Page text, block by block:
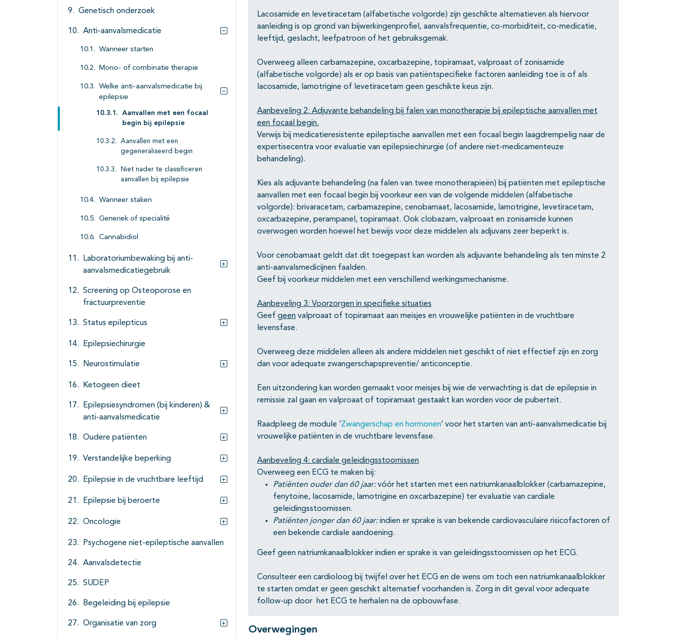
Genetisch onderzoek
Anti-aanvalsmedicatie
Subpagina's open- en dichtklappen
Wanneer starten
Mono- of combinatie therapie
Welke anti-aanvalsmedicatie bij
epilepsie
Aanvallen met een focaal
begin bij epilepsie
Aanvallen met een
gegeneraliseerd begin
Niet nader te classificeren
aanvallen bij epilepsie
Wanneer staken
Generiek of specialité
Cannabidiol
Laboratoriumbewaking bij anti-
aanvalsmedicatiegebruik
Subpagina's open- en dichtklappen
Screening op Osteoporose en
fractuurpreventie
Status epilepticus
Epilepsiechirurgie
Neurostimulatie
Ketogeen dieet
Epilepsiesyndromen (bij kinderen) &
anti-aanvalsmedicatie
Subpagina's open- en dichtklappen
Oudere patiënten
Verstandelijke beperking
Subpagina's open- en dichtklappen
Epilepsie in de vruchtbare leeftijd
Subpagina's open- en dichtklappen
Epilepsie bij beroerte
Subpagina's open- en dichtklappen
Oncologie
Subpagina's open- en dichtklappen
Psychogene niet-epileptische aanvallen
Aanvalsdetectie
SUDEP
Begeleiding bij epilepsie
Organisatie van zorg
Subpagina's open- en dichtklappen
Lacosamide en levetiracetam (alfabetische volgorde) zijn geschikte alternatieven als hiervoor
aanleiding is op grond van bijwerkingenprofiel, aanvalsfrequentie, co-morbiditeit, co-medicatie,
leeftijd, geslacht, leefpatroon of het gebruiksgemak.
Overweeg alleen carbamazepine, oxcarbazepine, topiramaat, valproaat of zonisamide
(alfabetische volgorde) als er op basis van patiëntspecifieke factoren aanleiding toe is of als
lacosamide, lamotrigine of levetiracetam geen geschikte keus zijn.
Aanbeveling 2: Adjuvante behandeling bij falen van monotherapie bij epileptische aanvallen met
een focaal begin.
Verwijs bij medicatieresistente epileptische aanvallen met een focaal begin laagdrempelig naar de
expertisecentra voor evaluatie van epilepsiechirurgie (of andere niet-medicamenteuze
behandeling).
Kies als adjuvante behandeling (na falen van twee monotherapieën) bij patiënten met epileptische
aanvallen met een focaal begin bij voorkeur een van de volgende middelen (alfabetische
volgorde): brivaracetam, carbamazepine, cenobamaat, lacosamide, lamotrigine, levetiracetam,
oxcarbazepine, perampanel, topiramaat. Ook clobazam, valproaat en zonisamide kunnen
overwogen worden hoewel het bewijs voor deze middelen als adjuvans zeer beperkt is.
Voor cenobamaat geldt dat dit toegepast kan worden als adjuvante behandeling als ten minste 2
anti-aanvalsmedicijnen faalden.
Geef bij voorkeur middelen met een verschillend werkingsmechanisme.
Aanbeveling 3: Voorzorgen in specifieke situaties
Geef geen valproaat of topiramaat aan meisjes en vrouwelijke patiënten in de vruchtbare
levensfase.
Overweeg deze middelen alleen als andere middelen niet geschikt of niet effectief zijn en zorg
dan voor adequate zwangerschapspreventie/ anticonceptie.
Een uitzondering kan worden gemaakt voor meisjes bij wie de verwachting is dat de epilepsie in
remissie zal gaan en valproaat of topiramaat gestaakt kan worden voor de puberteit.
Raadpleeg de module ‘Zwangerschap en hormonen’ voor het starten van anti-aanvalsmedicatie bij
vrouwelijke patiënten in de vruchtbare levensfase.
Aanbeveling 4: cardiale geleidingsstoornissen
Overweeg een ECG te maken bij:
Patiënten ouder dan 60 jaar:vóór het starten met een natriumkanaalblokker (carbamazepine,
fenytoïne, lacosamide, lamotrigine en oxcarbazepine) ter evaluatie van cardiale
geleidingsstoornissen.
Patiënten jonger dan 60 jaar:indien er sprake is van bekende cardiovasculaire risicofactoren of
een bekende cardiale aandoening.
Geef geen natriumkanaalblokker indien er sprake is van geleidingsstoornissen op het ECG.
Consulteer een cardioloog bij twijfel over het ECG en de wens om toch een natriumkanaalblokker
te starten omdat er geen geschikt alternatief voorhanden is. Zorg in dit geval voor adequate
follow-up door het ECG te herhalen na de opbouwfase.
Overwegingen